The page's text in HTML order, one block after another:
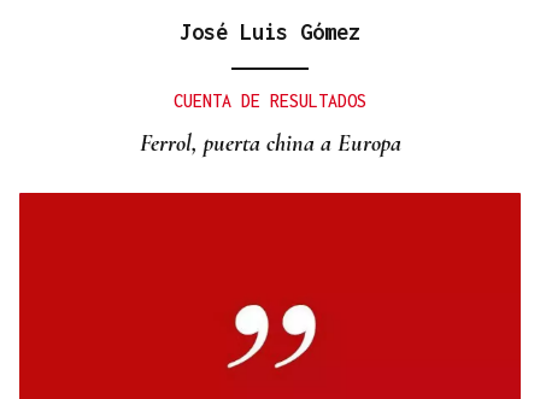
José Luis Gómez
CUENTA DE RESULTADOS
Ferrol, puerta china a Europa